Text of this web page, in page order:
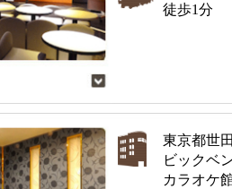
徒歩1分
東京都世
ビックベ
カラオケ